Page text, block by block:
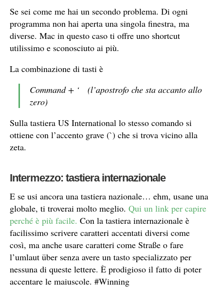
Se sei come me hai un secondo problema. Di ogni
programma non hai aperta una singola finestra, ma
diverse. Mac in questo caso ti offre uno shortcut
utilissimo e sconosciuto ai più.
La combinazione di tasti è
Command + ‘ (l’apostrofo che sta accanto allo
zero)
Sulla tastiera US International lo stesso comando si
ottiene con l’accento grave (`) che si trova vicino alla
zeta.
Intermezzo: tastiera internazionale
E se usi ancora una tastiera nazionale… ehm, usane una
globale, ti troverai molto meglio. Qui un link per capire
perché è più facile. Con la tastiera internazionale è
facilissimo scrivere caratteri accentati diversi come
così, ma anche usare caratteri come Straße o fare
l’umlaut über senza avere un tasto specializzato per
nessuna di queste lettere. È prodigioso il fatto di poter
accentare le maiuscole. #Winning